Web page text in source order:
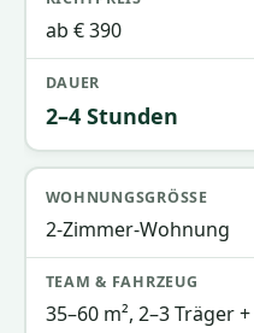
ab € 390
2–4 Stunden
2-Zimmer-Wohnung
35–60 m², 2–3 Träger +